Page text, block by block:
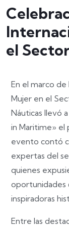
el
En el marco de
Mujer en el
Náuticas llevó
in Maritime» el
evento contó
expertas del
quienes
oportunidades
inspiradoras
Entre las